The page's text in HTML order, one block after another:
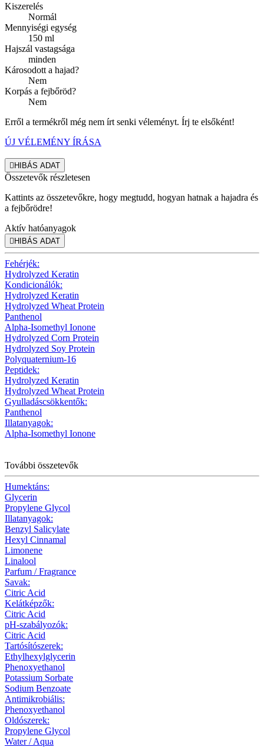
Kiszerelés
Normál
Mennyiségi egység
150 ml
Hajszál vastagsága
minden
Károsodott a hajad?
Nem
Korpás a fejbőröd?
Nem
Erről a termékről még nem írt senki véleményt. Írj te elsőként!
ÚJ VÉLEMÉNY ÍRÁSA
HIBÁS ADAT
Összetevők részletesen
Kattints az összetevőkre, hogy megtudd, hogyan hatnak a hajadra és
a fejbőrödre!
Aktív hatóanyagok
HIBÁS ADAT
Fehérjék:
Hydrolyzed Keratin
Kondicionálók:
Hydrolyzed Keratin
Hydrolyzed Wheat Protein
Panthenol
Alpha-Isomethyl Ionone
Hydrolyzed Corn Protein
Hydrolyzed Soy Protein
Polyquaternium-16
Peptidek:
Hydrolyzed Keratin
Hydrolyzed Wheat Protein
Gyulladáscsökkentők:
Panthenol
Illatanyagok:
Alpha-Isomethyl Ionone
További összetevők
Humektáns:
Glycerin
Propylene Glycol
Illatanyagok:
Benzyl Salicylate
Hexyl Cinnamal
Limonene
Linalool
Parfum / Fragrance
Savak:
Citric Acid
Kelátképzők:
Citric Acid
pH-szabályozók:
Citric Acid
Tartósítószerek:
Ethylhexylglycerin
Phenoxyethanol
Potassium Sorbate
Sodium Benzoate
Antimikrobiális:
Phenoxyethanol
Oldószerek:
Propylene Glycol
Water / Aqua